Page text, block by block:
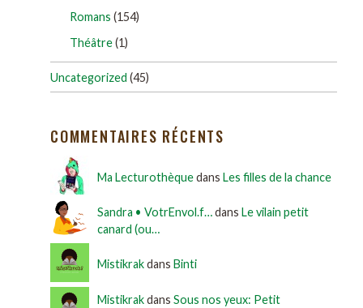
Romans (154)
Théâtre(1)
Uncategorized (45)
COMMENTAIRES RÉCENTS
Ma Lecturothèquedans Les filles de la chance
Sandra • VotrEnvol.f…dans Le vilain petit
canard (ou…
Mistikrakdans Binti
Mistikrakdans Sous nos yeux: Petit